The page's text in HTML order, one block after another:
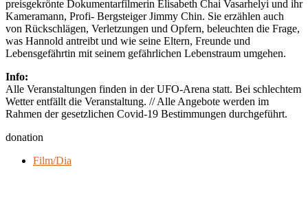
preisgekrönte Dokumentarfilmerin Elisabeth Chai Vasarhelyi und ihr
Kameramann, Profi- Bergsteiger Jimmy Chin. Sie erzählen auch
von Rückschlägen, Verletzungen und Opfern, beleuchten die Frage,
was Hannold antreibt und wie seine Eltern, Freunde und
Lebensgefährtin mit seinem gefährlichen Lebenstraum umgehen.
Info:
Alle Veranstaltungen finden in der UFO-Arena statt. Bei schlechtem
Wetter entfällt die Veranstaltung. // Alle Angebote werden im
Rahmen der gesetzlichen Covid-19 Bestimmungen durchgeführt.
donation
Film/Dia